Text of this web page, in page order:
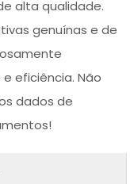
alta qualidade.
genuínas e de
eficiência. Não
dados de